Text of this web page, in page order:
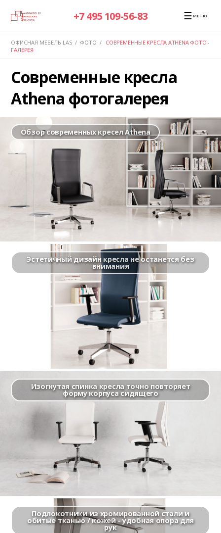
+7 495 109-56-83 ☰ МЕНЮ
ОФИСНАЯ МЕБЕЛЬ LAS / ФОТО / СОВРЕМЕННЫЕ КРЕСЛА ATHENA ФОТО -
ГАЛЕРЕЯ
Современные кресла
Athena фотогалерея
Обзор современных кресел Athena
Эстетичный дизайн кресла не останется без
внимания
Изогнутая спинка кресла точно повторяет
форму корпуса сидящего
Подлокотники из хромированной стали и
обитые тканью / кожей - удобная опора для
рук